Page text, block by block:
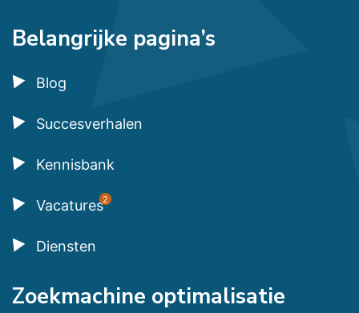
Belangrijke pagina’s
Blog
Succesverhalen
Kennisbank
Vacatures2
Diensten
Zoekmachine optimalisatie